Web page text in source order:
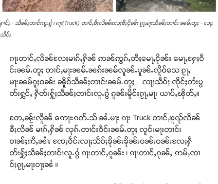
ႁၢင်ႈ - သဵၼ်ႈတၢင်းလူႉၵွႆ ၊ ၵႃး(Truck) တၢင်ႇၶီႈလိၼ်လႄႈၶီႈငိုၼ်း ၵႂႃႇမႃးသဵၼ်ႈတၢင်း ၼမ်ႉတူႈ - လႃႈ
သဵဝ်ႈ
ၵႃးတၢင်ႇလိၼ်လႄႈမၢၵ်ႇႁိၼ် ဢၼ်ဢွၵ်ႇတီႈမေႃႇငိုၼ်း မေႃႇႁႄႈဝဵ
င်းၼမ်ႉတူႈ တၢင်ႇမႃးၼမ်ႉၼၵ်းၼမ်လူၼ်ႉပူၼ်ႉလိူဝ်သေ ၵႂႃႇ
မႃးၼမ်ၵူႈဝၼ်း ၼိူဝ်သဵၼ်ႈတၢင်းၼမ်ႉတူႈ – လႃႈသဵဝ်ႈ ၸိုင်ႈတႆးပွ
တ်းႁွင်ႇ ႁဵတ်းႁႂ်ႈသဵၼ်ႈတၢင်းလူႉၵွႆ ၵူၼ်းမိူင်းၵႂႃႇမႃး ယၢပ်ႇၽိုတ်ႇ။
တႄႇၼႂ်းလိူၼ် ဢေႃႊၵတ်ႉသ် ၼႆႉမႃး ၵႃး Truck တၢင်ႇၶူၺ်လိၼ်
ၶီႈလိၼ် မၢၵ်ႇႁိၼ် လုၵ်ႉတၢင်းဝဵင်းၼမ်ႉတူႈ လူင်းမႃးတၢင်း
ဝၢၼ်ႈဢီႇၼၢႆး ၸႄႈဝဵင်းလႃႈသဵဝ်ႈၶိုၼ်းၶိုၼ်းဝၼ်းဝၼ်းလႄႈႁဵ
တ်းႁႂ်ႈသဵၼ်ႈတၢင်းလူႉၵွႆ ၵႃးတၢင်ႇၵူၼ်း ၊ ၵႃးတၢင်ႇၵုၼ်ႇ ဢမ်ႇၸၢ
င်ႈၵႂႃႇမႃးဝႃႈၼႆ ။